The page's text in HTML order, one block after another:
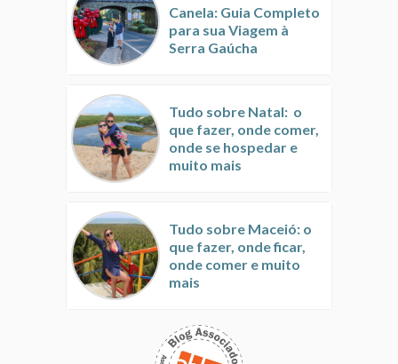
Canela: Guia Completo
para sua Viagem à
Serra Gaúcha
Tudo sobre Natal: o
que fazer, onde comer,
onde se hospedar e
muito mais
Tudo sobre Maceió: o
que fazer, onde ficar,
onde comer e muito
mais